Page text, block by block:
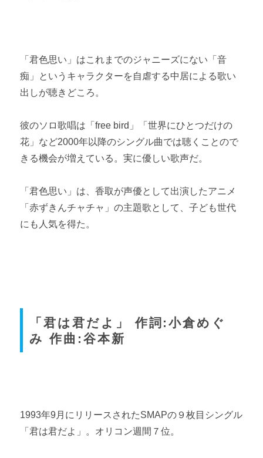
「君色思い」はこれまでのジャニーズにない「音
痴」というキャラクターを自虐する中居による歌い
出しが聴きどころ。
彼のソロ歌唱は「free bird」「世界にひとつだけの
花」など2000年以降のシングル曲では聴くことので
きる機会が増えている。実に優しい歌声だ。
「君色思い」は、香取が声優として出演したアニメ
「赤ずきんチャチャ」の主題歌として、子ども世代
にも人気を得た。
「君は君だよ」 作詞:小倉めぐ
み 作曲:谷本新
1993年9月にリリースされたSMAPの９枚目シングル
「君は君だよ」。オリコン週間７位。